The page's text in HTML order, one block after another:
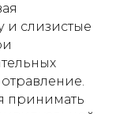
и слизистые
принимать